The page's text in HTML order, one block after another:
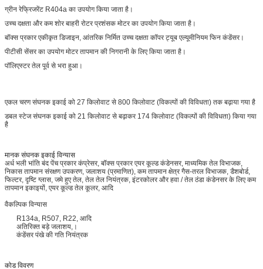
ग्रीन रेफ्रिजरेंट R404a का उपयोग किया जाता है।
उच्च दक्षता और कम शोर बाहरी रोटर प्रशंसक मोटर का उपयोग किया जाता है।
बॉक्स प्रकार एकीकृत डिजाइन, आंतरिक निर्मित उच्च दक्षता कॉपर ट्यूब एल्यूमीनियम फिन कंडेंसर।
पीटीसी सेंसर का उपयोग मोटर तापमान की निगरानी के लिए किया जाता है।
पॉलिएस्टर तेल पूर्व से भरा हुआ।
एकल चरण संघनक इकाई को 27 किलोवाट से 800 किलोवाट (विकल्पों की विविधता) तक बढ़ाया गया है
डबल स्टेज संघनक इकाई को 21 किलोवाट से बढ़ाकर 174 किलोवाट (विकल्पों की विविधता) किया गया
है
मानक संघनक इकाई विन्यास
अर्ध भली भांति बंद पेंच प्रकार कंप्रेसर, बॉक्स प्रकार एयर कूल्ड कंडेनसर, माध्यमिक तेल विभाजक,
निकास तापमान संरक्षण उपकरण, जलाशय (प्रमाणित), कम तापमान क्षेत्र गैस-तरल विभाजक, डैशबोर्ड,
फिल्टर, दृष्टि ग्लास, जमे हुए तेल, तेल तेल नियंत्रक, इंटरकोलर और हवा / तेल ठंडा कंडेनसर के लिए कम
तापमान इकाइयों, एयर कूल्ड तेल कूलर, आदि
वैकल्पिक विन्यास
R134a, R507, R22, आदि
अतिरिक्त बड़े जलाशय,।
कंडेंसर पंखे की गति नियंत्रक
कोड विवरण